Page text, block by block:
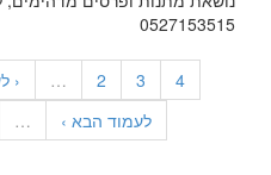
0527153515
‹ … 2 3
4
…
לעמוד הבא ›